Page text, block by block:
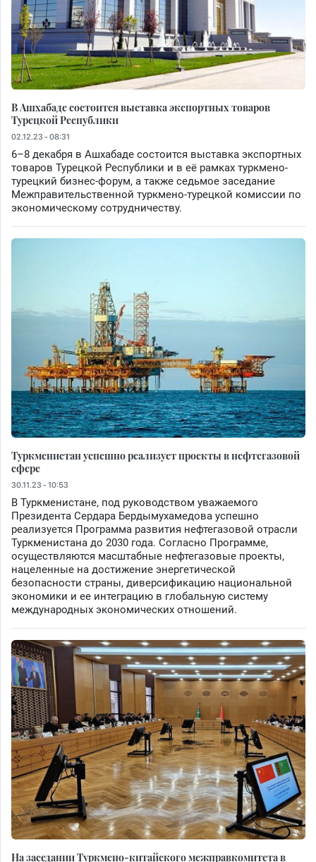
В Ашхабаде состоится выставка экспортных товаров
Турецкой Республики
02.12.23 - 08:31
6–8 декабря в Ашхабаде состоится выставка экспортных
товаров Турецкой Республики и в её рамках туркмено-
турецкий бизнес-форум, а также седьмое заседание
Межправительственной туркмено-турецкой комиссии по
экономическому сотрудничеству.
Туркменистан успешно реализует проекты в нефтегазовой
сфере
30.11.23 - 10:53
В Туркменистане, под руководством уважаемого
Президента Сердара Бердымухамедова успешно
реализуется Программа развития нефтегазовой отрасли
Туркменистана до 2030 года. Согласно Программе,
осуществляются масштабные нефтегазовые проекты,
нацеленные на достижение энергетической
безопасности страны, диверсификацию национальной
экономики и ее интеграцию в глобальную систему
международных экономических отношений.
На заседании Туркмено-китайского межправкомитета в